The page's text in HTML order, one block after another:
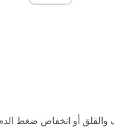
والقلق أو انخفاض ضغط